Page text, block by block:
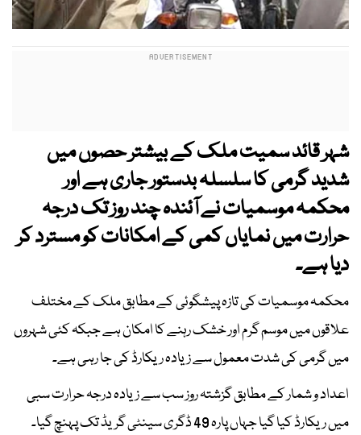
شہر قائد سمیت ملک کے بیشتر حصوں میں
شدید گرمی کا سلسلہ بدستور جاری ہے اور
محکمہ موسمیات نے آئندہ چند روز تک درجہ
حرارت میں نمایاں کمی کے امکانات کو مسترد کر
دیا ہے۔
محکمہ موسمیات کی تازہ پیشگوئی کے مطابق ملک کے مختلف
علاقوں میں موسم گرم اور خشک رہنے کا امکان ہے جبکہ کئی شہروں
میں گرمی کی شدت معمول سے زیادہ ریکارڈ کی جا رہی ہے۔
اعداد و شمار کے مطابق گزشتہ روز سب سے زیادہ درجہ حرارت سبی
میں ریکارڈ کیا گیا جہاں پارہ 49 ڈگری سینٹی گریڈ تک پہنچ گیا۔